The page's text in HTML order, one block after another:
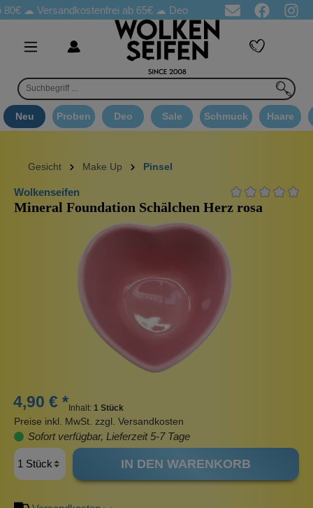
☁Versandkostenfrei ab 65€☁ Deo Proben in jeder Bestellung
Neu Proben Deo Sale Schmuck Haare
Gesicht Make Up Pinsel
Wolkenseifen
Mineral Foundation Schälchen Herz rosa
4,90 € * Inhalt: 1 Stück
Preise inkl. MwSt. zzgl. Versandkosten
Sofort verfügbar, Lieferzeit 5-7 Tage
IN DEN WARENKORB